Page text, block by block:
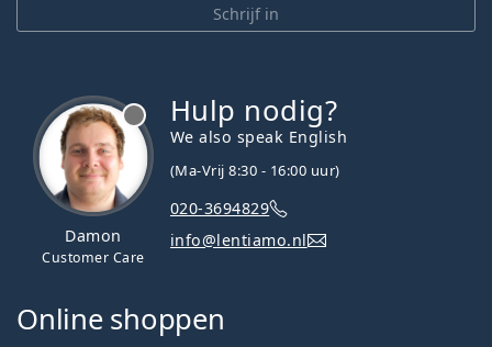
Schrijf in
Damon
Customer Care
Hulp nodig?
We also speak English
(Ma-Vrij 8:30 - 16:00 uur)
020-3694829
info@lentiamo.nl
Online shoppen